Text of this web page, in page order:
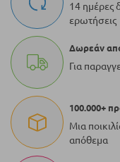
14 ημέρες
ερωτήσεις
Δωρεάν
Για
100.000+
Μια
απόθεμα